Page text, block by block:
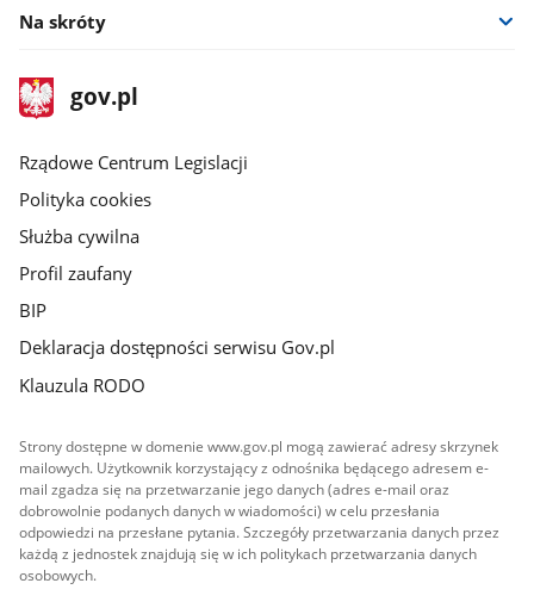
Na skróty
stopka
gov.plStrona
gov.pl
Rządowe Centrum Legislacji
Polityka cookies
Służba cywilna
Profil zaufany
BIP
Deklaracja dostępności serwisu Gov.pl
Klauzula RODO
Strony dostępne w domenie www.gov.pl mogą zawierać adresy skrzynek
mailowych. Użytkownik korzystający z odnośnika będącego adresem e-
mail zgadza się na przetwarzanie jego danych (adres e-mail oraz
dobrowolnie podanych danych w wiadomości) w celu przesłania
odpowiedzi na przesłane pytania. Szczegóły przetwarzania danych przez
każdą z jednostek znajdują się w ich politykach przetwarzania danych
osobowych.